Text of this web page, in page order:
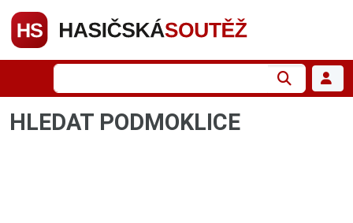
HLEDAT PODMOKLICE